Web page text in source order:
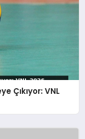
Çıkıyor: VNL